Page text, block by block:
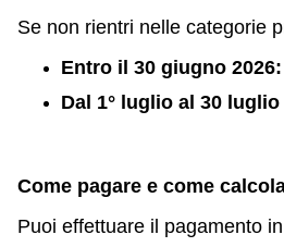
Se non rientri nelle categorie
Entro il 30 giugno 2026:
Dal 1° luglio al 30 luglio
Come pagare e come
Puoi effettuare il pagamento